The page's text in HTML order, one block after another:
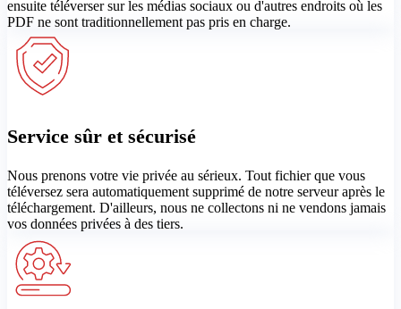
ensuite téléverser sur les médias sociaux ou d'autres endroits où les
PDF ne sont traditionnellement pas pris en charge.
Service sûr et sécurisé
Nous prenons votre vie privée au sérieux. Tout fichier que vous
téléversez sera automatiquement supprimé de notre serveur après le
téléchargement. D'ailleurs, nous ne collectons ni ne vendons jamais
vos données privées à des tiers.